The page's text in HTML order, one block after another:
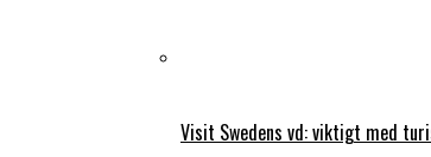
Visit Swedens vd: viktigt med